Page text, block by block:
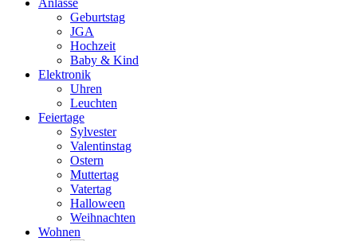
Geburtstag
JGA
Hochzeit
Baby & Kind
Elektronik
Uhren
Leuchten
Feiertage
Sylvester
Valentinstag
Ostern
Muttertag
Vatertag
Halloween
Weihnachten
Wohnen